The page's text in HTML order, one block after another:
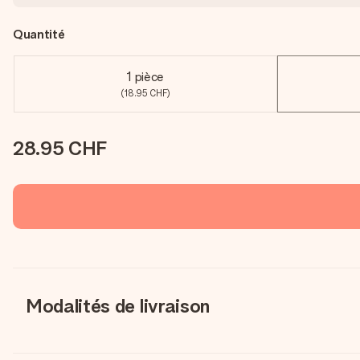
Quantité
1 pièce
(18.95 CHF)
28.95 CHF
Modalités de livraison